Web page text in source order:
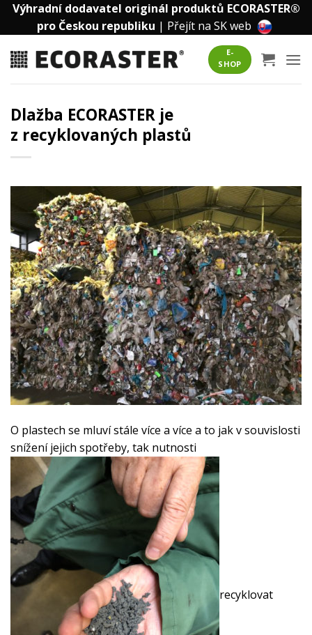
Přeskočit
Výhradní dodavatel originál produktů ECORASTER®
pro Českou republiku | Přejít na SK web
E-
SHOP
Dlažba ECORASTER je
z recyklovaných plastů
O plastech se mluví stále více a více a to jak v souvislosti
snížení jejich spotřeby, tak nutnosti
recyklovat